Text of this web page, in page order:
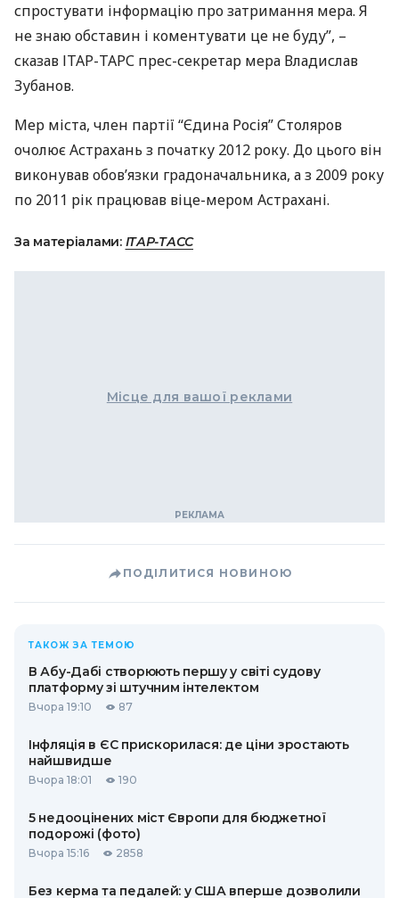
спростувати інформацію про затримання мера. Я
не знаю обставин і коментувати це не буду”, –
сказав ІТАР-ТАРС прес-секретар мера Владислав
Зубанов.
Мер міста, член партії “Єдина Росія” Столяров
очолює Астрахань з початку 2012 року. До цього він
виконував обов’язки градоначальника, а з 2009 року
по 2011 рік працював віце-мером Астрахані.
За матеріалами: ІТАР-ТАСС
Місце для вашої реклами
ПОДІЛИТИСЯ НОВИНОЮ
ТАКОЖ ЗА ТЕМОЮ
В Абу-Дабі створюють першу у світі судову
платформу зі штучним інтелектом
Вчора 19:10 87
Інфляція в ЄС прискорилася: де ціни зростають
найшвидше
Вчора 18:01 190
5 недооцінених міст Європи для бюджетної
подорожі (фото)
Вчора 15:16 2858
Без керма та педалей: у США вперше дозволили